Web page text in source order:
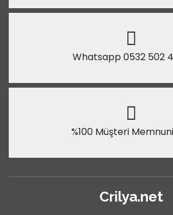
Whatsapp 0532 502
%100 Müşteri
Crilya.net